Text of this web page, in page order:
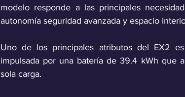
modelo responde a las principales
autonomía seguridad avanzada y espacio
Uno de los principales atributos del EX2
impulsada por una batería de 39.4 kWh que
sola carga.